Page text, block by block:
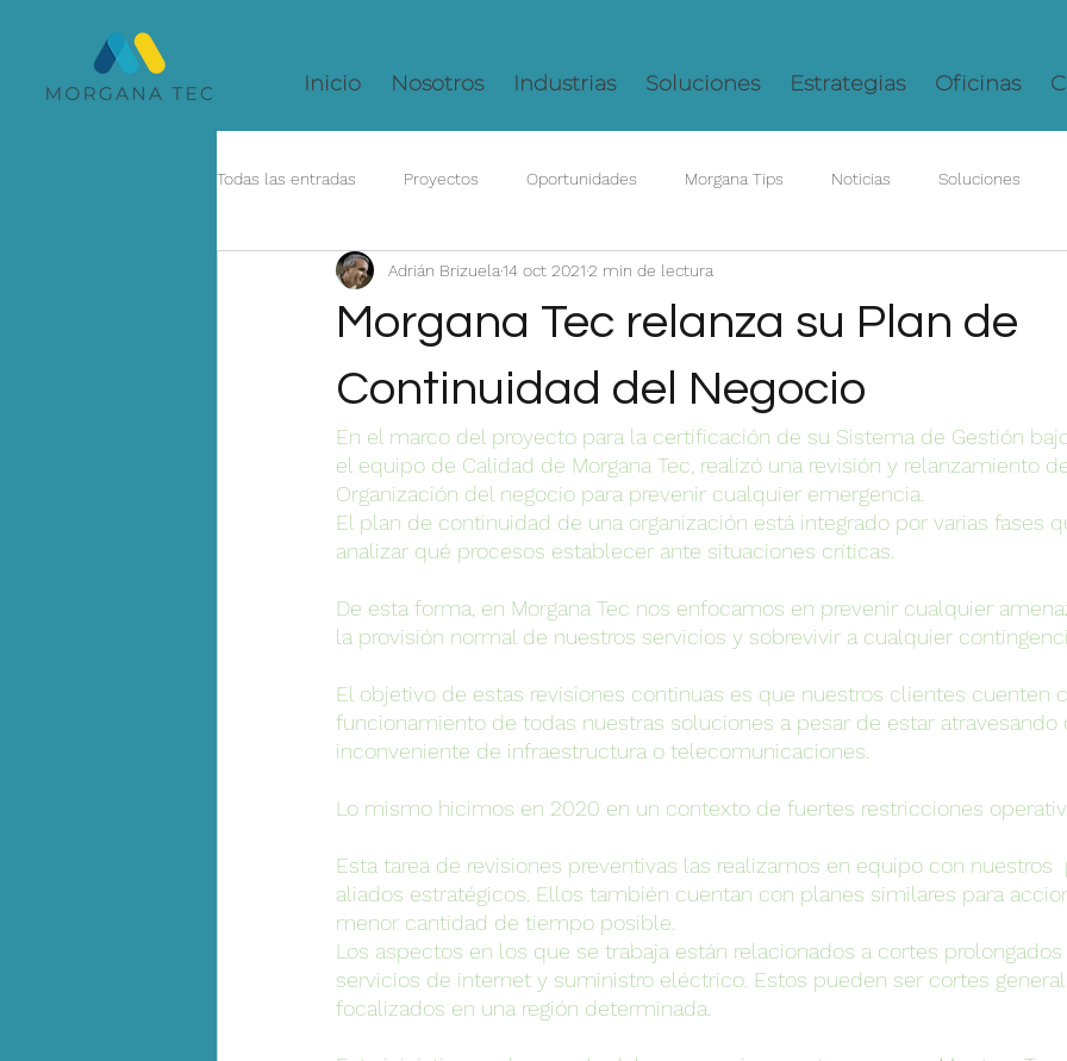
Inicio Nosotros Industrias Soluciones Estrategias Oficinas
Todas las entradas Proyectos Oportunidades Morgana Tips Noticias Soluciones
Morgana Tec relanza su Plan de
Continuidad del Negocio
Adrián Brizuela14 oct 20212 min de lectura
En el marco del proyecto para la certificación de su Sistema de Gestión
el equipo de Calidad de Morgana Tec, realizó una revisión y relanzamiento
Organización del negocio para prevenir cualquier emergencia.
El plan de continuidad de una organización está integrado por varias fases
analizar qué procesos establecer ante situaciones críticas.
De esta forma, en Morgana Tec nos enfocamos en prevenir cualquier
la provisión normal de nuestros servicios y sobrevivir a cualquier
El objetivo de estas revisiones continuas es que nuestros clientes cuenten
funcionamiento de todas nuestras soluciones a pesar de estar atravesando
inconveniente de infraestructura o telecomunicaciones.
Lo mismo hicimos en 2020 en un contexto de fuertes restricciones
Esta tarea de revisiones preventivas las realizamos en equipo con nuestros
aliados estratégicos. Ellos también cuentan con planes similares para
menor cantidad de tiempo posible.
Los aspectos en los que se trabaja están relacionados a cortes
servicios de internet y suministro eléctrico. Estos pueden ser cortes
focalizados en una región determinada.